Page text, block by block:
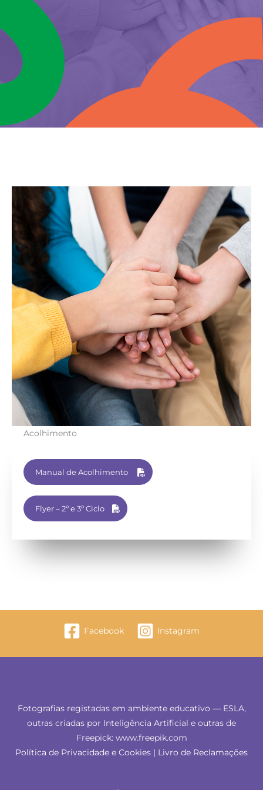
Acolhimento
Manual de Acolhimento
Flyer – 2º e 3º Ciclo
Facebook Instagram
Fotografias registadas em ambiente educativo — ESLA,
outras criadas por Inteligência Artificial e outras de
Freepick: www.freepik.com
Política de Privacidade e Cookies | Livro de Reclamações